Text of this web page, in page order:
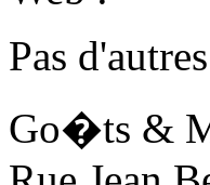
Pas
Go�ts &